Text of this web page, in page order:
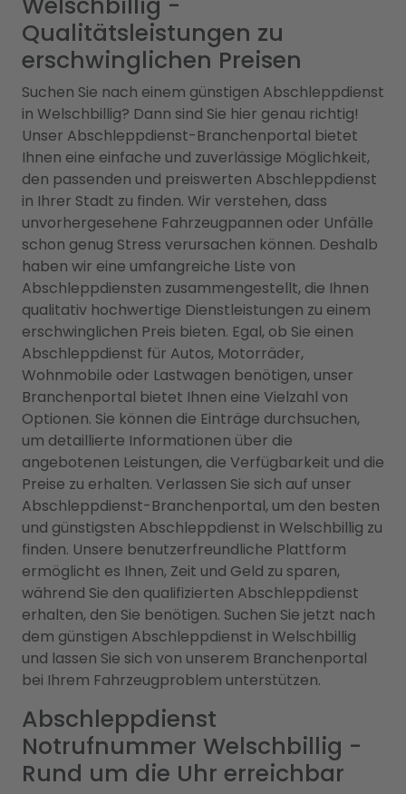
Qualitätsleistungen zu
erschwinglichen Preisen
Suchen Sie nach einem günstigen Abschleppdienst
in Welschbillig? Dann sind Sie hier genau richtig!
Unser Abschleppdienst-Branchenportal bietet
Ihnen eine einfache und zuverlässige Möglichkeit,
den passenden und preiswerten Abschleppdienst
in Ihrer Stadt zu finden. Wir verstehen, dass
unvorhergesehene Fahrzeugpannen oder Unfälle
schon genug Stress verursachen können. Deshalb
haben wir eine umfangreiche Liste von
Abschleppdiensten zusammengestellt, die Ihnen
qualitativ hochwertige Dienstleistungen zu einem
erschwinglichen Preis bieten. Egal, ob Sie einen
Abschleppdienst für Autos, Motorräder,
Wohnmobile oder Lastwagen benötigen, unser
Branchenportal bietet Ihnen eine Vielzahl von
Optionen. Sie können die Einträge durchsuchen,
um detaillierte Informationen über die
angebotenen Leistungen, die Verfügbarkeit und die
Preise zu erhalten. Verlassen Sie sich auf unser
Abschleppdienst-Branchenportal, um den besten
und günstigsten Abschleppdienst in Welschbillig zu
finden. Unsere benutzerfreundliche Plattform
ermöglicht es Ihnen, Zeit und Geld zu sparen,
während Sie den qualifizierten Abschleppdienst
erhalten, den Sie benötigen. Suchen Sie jetzt nach
dem günstigen Abschleppdienst in Welschbillig
und lassen Sie sich von unserem Branchenportal
bei Ihrem Fahrzeugproblem unterstützen.
Abschleppdienst
Notrufnummer Welschbillig -
Rund um die Uhr erreichbar